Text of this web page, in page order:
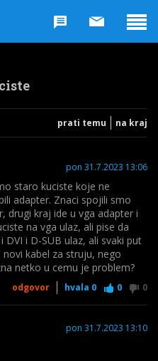
Forum
prati temu na kraj
pon 31.7.2023 13:06
staro kuciste koje ne
adapter. Znaci spojili smo
drugi kraj ide u vga adapter i
na vga ulaz, ali pise da
i D-SUB ulaz, ali svaki put
kabel za struju, nego
netko u cemu je problem?
odgovor hvala 0 0 0
pon 31.7.2023 13:10